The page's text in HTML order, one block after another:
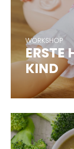
WORKSHOP
ERSTE
KIND
WORKSHOP
ERSTE
KIND